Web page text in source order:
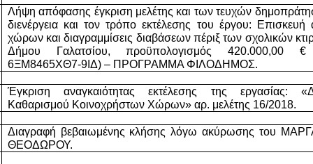
Λήψη απόφασης έγκριση μελέτης και των τευχών
διενέργεια και τον τρόπο εκτέλεσης του έργου: Επισκευή
χώρων και διαγραμμίσεις διαβάσεων πέριξ των σχολικών
Δήμου Γαλατσίου, προϋπολογισμός 420.000,00
6ΞΜ8465ΧΘ7-9ΙΔ) – ΠΡΟΓΡΑΜΜΑ ΦΙΛΟΔΗΜΟΣ.
Έγκριση αναγκαιότητας εκτέλεσης της εργασίας:
Καθαρισμού Κοινοχρήστων Χώρων» αρ. μελέτης 16/2018.
Διαγραφή βεβαιωμένης κλήσης λόγω ακύρωσης του
ΘΕΟΔΩΡΟΥ.